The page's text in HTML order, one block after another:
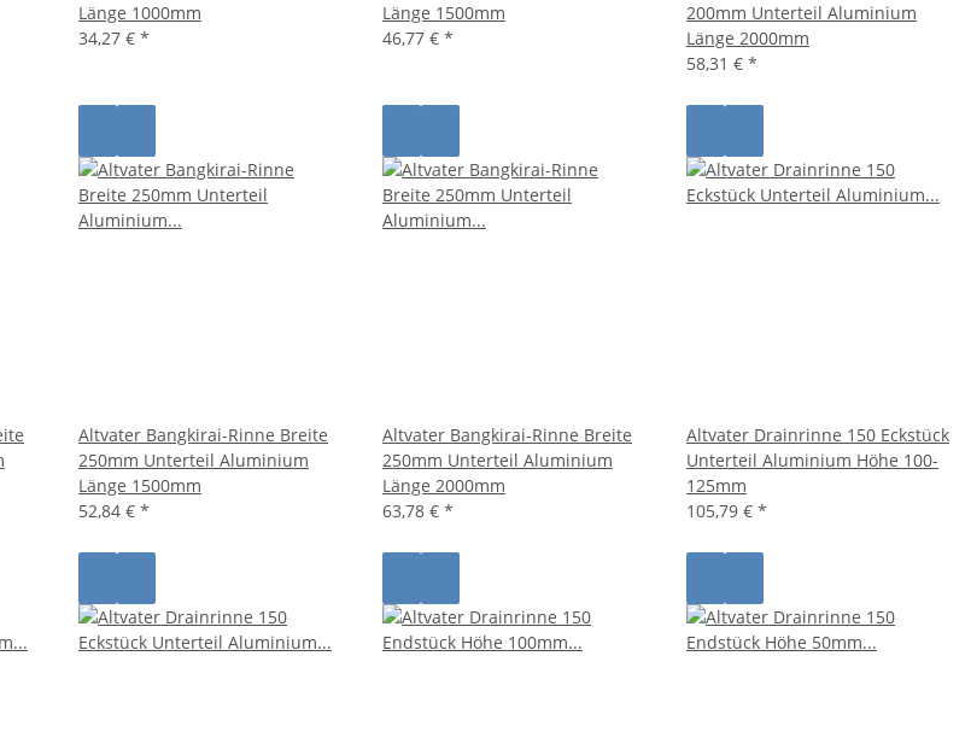
Länge 1000mm
34,27 € *
Länge 1500mm
46,77 € *
200mm Unterteil Aluminium
Länge 2000mm
58,31 € *
Altvater Bangkirai-Rinne Breite
250mm Unterteil Aluminium
Länge 1500mm
52,84 € *
Altvater Bangkirai-Rinne Breite
250mm Unterteil Aluminium
Länge 2000mm
63,78 € *
Altvater Drainrinne 150 Eckstück
Unterteil Aluminium Höhe 100-
125mm
105,79 € *